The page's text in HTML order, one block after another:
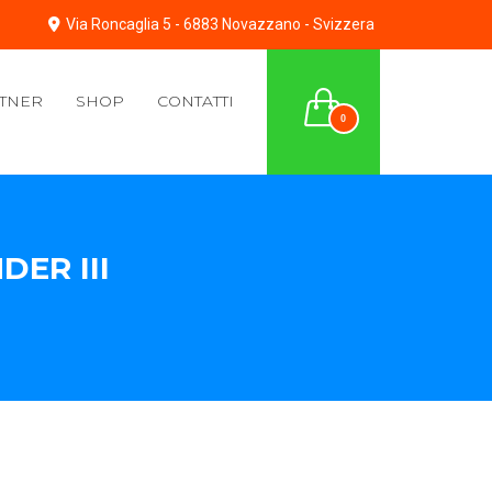
Via Roncaglia 5 - 6883 Novazzano - Svizzera
0
SHOP CONTATTI
III